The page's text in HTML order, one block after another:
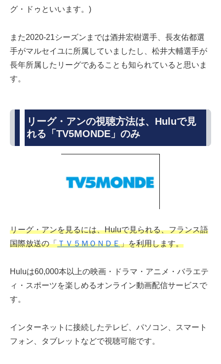
グ・ドゥといいます。)
また2020-21シーズンまでは酒井宏樹選手、長友佑都選
手がマルセイユに所属していましたし、松井大輔選手が
長年所属したリーグであることも知られていると思いま
す。
リーグ・アンの視聴方法は、Huluで見
れる「TV5MONDE」のみ
リーグ・アンを見るには、Huluで見られる、フランス語
国際放送の「ＴＶ５ＭＯＮＤＥ」を利用します。
Huluは60,000本以上の映画・ドラマ・アニメ・バラエテ
ィ・スポーツを楽しめるオンライン動画配信サービスで
す。
インターネットに接続したテレビ、パソコン、スマート
フォン、タブレットなどで視聴可能です。